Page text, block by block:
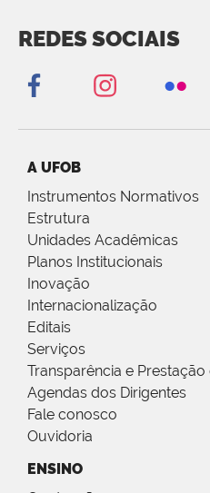
REDES SOCIAIS
A UFOB
Instrumentos Normativos
Estrutura
Unidades Acadêmicas
Planos Institucionais
Inovação
Internacionalização
Editais
Serviços
Transparência e Prestação
Agendas dos Dirigentes
Fale conosco
Ouvidoria
ENSINO